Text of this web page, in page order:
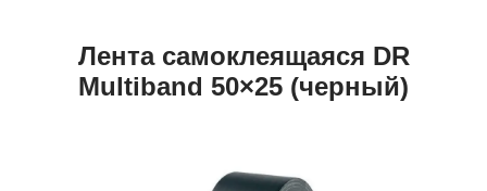
Лента самоклеящаяся DR
Multiband 50×25 (черный)